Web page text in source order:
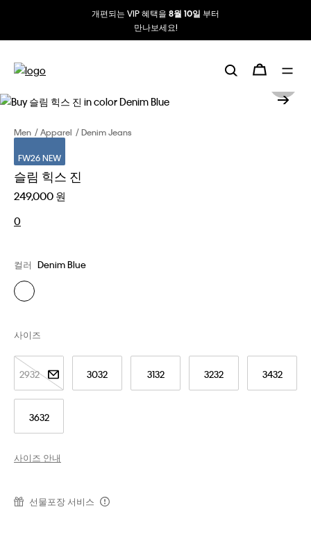
개편되는 VIP 혜택을 8월 10일 부터
만나보세요!
Men Apparel Denim Jeans
FW26 NEW
슬림 힉스 진
249,000 원
0
컬러 Denim Blue
2932 3032 3132 3232 3432
3632
사이즈
사이즈 안내
선물포장 서비스